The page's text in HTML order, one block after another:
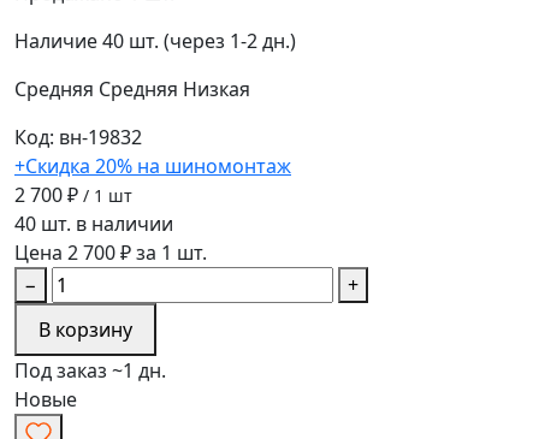
Наличие40 шт. (через 1-2 дн.)
Средняя Средняя Низкая
Код: вн-19832
+Скидка 20% на шиномонтаж
2 700 ₽ / 1 шт
40 шт. в наличии
Цена 2 700 ₽ за 1 шт.
−
+
В корзину
Под заказ ~1 дн.
Новые